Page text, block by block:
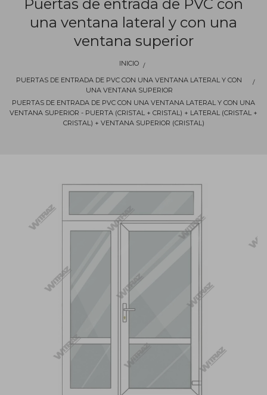
Puertas de entrada de PVC con
una ventana lateral y con una
ventana superior
INICIO
PUERTAS DE ENTRADA DE PVC CON UNA VENTANA LATERAL Y CON
UNA VENTANA SUPERIOR
PUERTAS DE ENTRADA DE PVC CON UNA VENTANA LATERAL Y CON UNA
VENTANA SUPERIOR - PUERTA (CRISTAL + CRISTAL) + LATERAL (CRISTAL +
CRISTAL) + VENTANA SUPERIOR (CRISTAL)